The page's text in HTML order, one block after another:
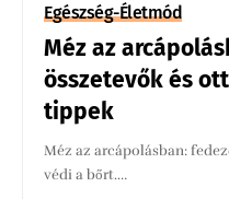
Egészség-Életmód
Méz az
összetevők és
tippek
Méz az arcápolásban:
védi a bőrt.…